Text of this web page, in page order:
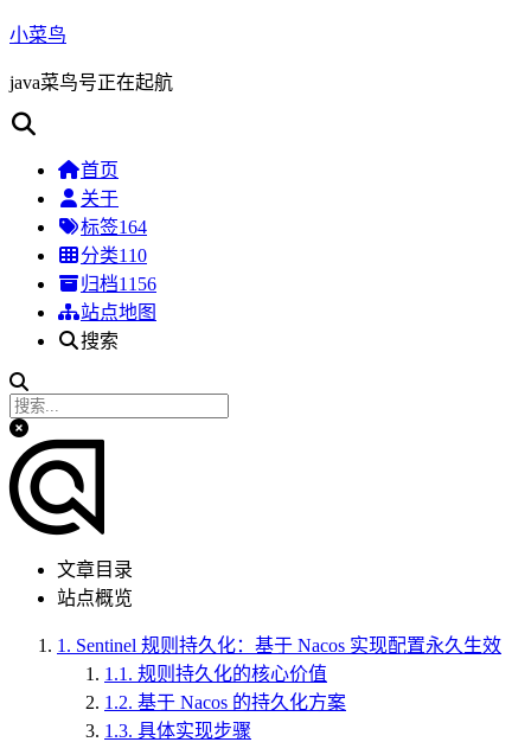
小菜鸟
java菜鸟号正在起航
首页
关于
标签164
分类110
归档1156
站点地图
搜索
文章目录
站点概览
1. Sentinel 规则持久化：基于 Nacos 实现配置永久生效
1.1. 规则持久化的核心价值
1.2. 基于 Nacos 的持久化方案
1.3. 具体实现步骤